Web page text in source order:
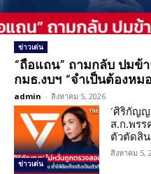
ข่าวเด่น
“ถือแถน” ถามกลับ ปมข้
กมธ.งบฯ “จำเป็นต้องหม
admin - สิงหาคม 5, 2026
ข่าวเด่น
‘ศิริกัญ
ส.ก.พรร
ตัวตัดสิน
สิงหาคม 5,